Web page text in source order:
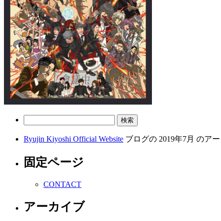
Ryujin Kiyoshi Official Website ブログの 2019年7月 のア
固定ページ
CONTACT
アーカイブ